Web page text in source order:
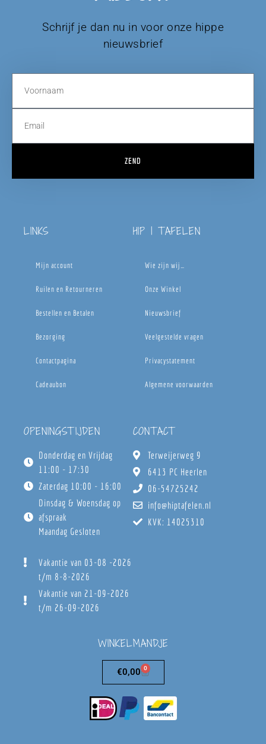
Schrijf je dan nu in voor onze hippe
nieuwsbrief
ZEND
LINKS
Mijn account
Ruilen en Retourneren
Bestellen en Betalen
Bezorging
Contactpagina
Cadeaubon
HIP | TAFELEN
Wie zijn wij…
Onze Winkel
Nieuwsbrief
Veelgestelde vragen
Privacystatement
Algemene voorwaarden
OPENINGSTIJDEN
Donderdag en Vrijdag
11:00 - 17:30
Zaterdag 10:00 - 16:00
Dinsdag & Woensdag op
afspraak
Maandag Gesloten
Vakantie van 03-08 -2026
t/m 8-8-2026
Vakantie van 21-09-2026
t/m 26-09-2026
CONTACT
Terweijerweg 9
6413 PC Heerlen
06-54725242
info@hiptafelen.nl
KVK: 14025310
WINKELMANDJE
€0,00 0